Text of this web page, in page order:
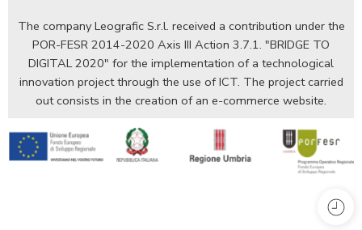
The company Leografic S.r.l. received a contribution under the
POR-FESR 2014-2020 Axis III Action 3.7.1. "BRIDGE TO
DIGITAL 2020" for the implementation of a technological
innovation project through the use of ICT. The project carried
out consists in the creation of an e-commerce website.